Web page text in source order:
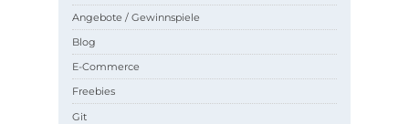
Angebote / Gewinnspiele
Blog
E-Commerce
Freebies
Git